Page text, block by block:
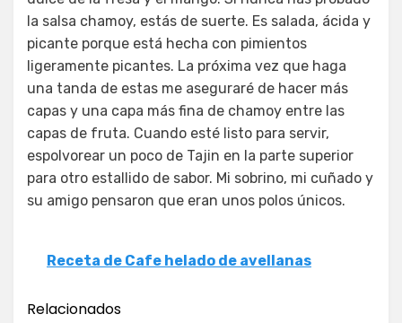
la salsa chamoy, estás de suerte. Es salada, ácida y
picante porque está hecha con pimientos
ligeramente picantes. La próxima vez que haga
una tanda de estas me aseguraré de hacer más
capas y una capa más fina de chamoy entre las
capas de fruta. Cuando esté listo para servir,
espolvorear un poco de Tajin en la parte superior
para otro estallido de sabor. Mi sobrino, mi cuñado y
su amigo pensaron que eran unos polos únicos.
Receta de Cafe helado de avellanas
Relacionados